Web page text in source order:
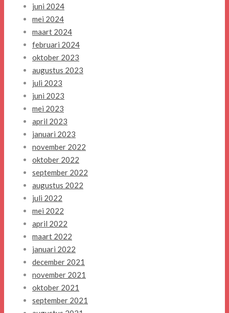
juni 2024
mei 2024
maart 2024
februari 2024
oktober 2023
augustus 2023
juli 2023
juni 2023
mei 2023
april 2023
januari 2023
november 2022
oktober 2022
september 2022
augustus 2022
juli 2022
mei 2022
april 2022
maart 2022
januari 2022
december 2021
november 2021
oktober 2021
september 2021